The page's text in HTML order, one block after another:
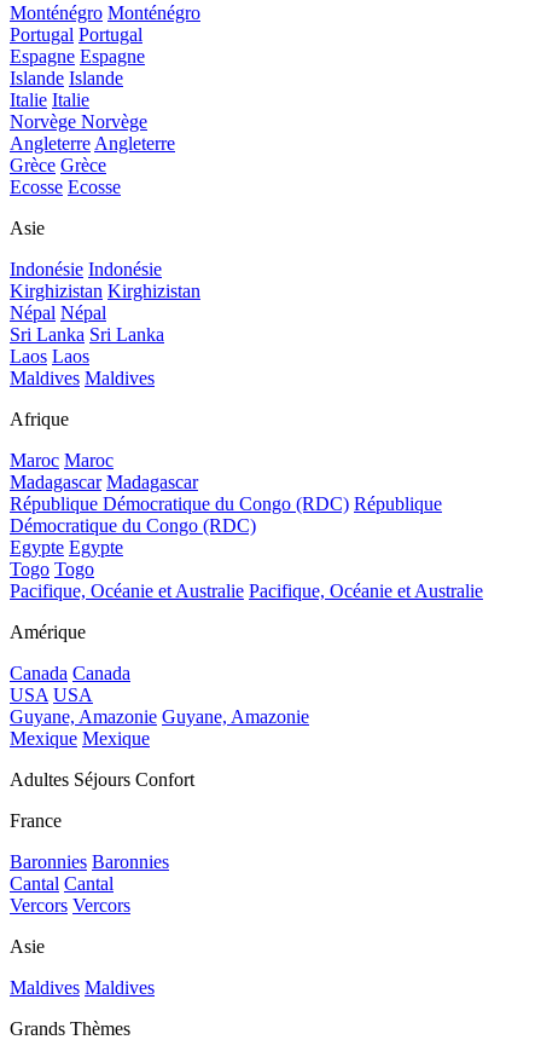
Monténégro Monténégro
Portugal Portugal
Espagne Espagne
Islande Islande
Italie Italie
Norvège Norvège
Angleterre Angleterre
Grèce Grèce
Ecosse Ecosse
Asie
Indonésie Indonésie
Kirghizistan Kirghizistan
Népal Népal
Sri Lanka Sri Lanka
Laos Laos
Maldives Maldives
Afrique
Maroc Maroc
Madagascar Madagascar
République Démocratique du Congo (RDC) République
Démocratique du Congo (RDC)
Egypte Egypte
Togo Togo
Pacifique, Océanie et Australie Pacifique, Océanie et Australie
Amérique
Canada Canada
USA USA
Guyane, Amazonie Guyane, Amazonie
Mexique Mexique
Adultes Séjours Confort
France
Baronnies Baronnies
Cantal Cantal
Vercors Vercors
Asie
Maldives Maldives
Grands Thèmes